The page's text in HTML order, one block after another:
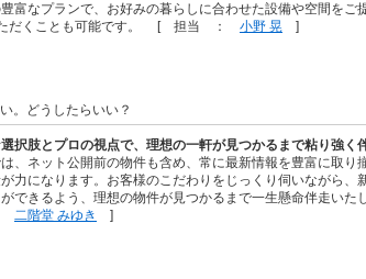
富なプランで、お好みの暮らしに合わせた設備や空間を
ただくことも可能です。 [ 担当 ： 小野 晃 ]
。どうしたらいい？
択肢とプロの視点で、理想の一軒が見つかるまで粘り強く
、ネット公開前の物件も含め、常に最新情報を豊富に取
力になります。お客様のこだわりをじっくり伺いながら
ができるよう、理想の物件が見つかるまで一生懸命伴走
二階堂 みゆき
]